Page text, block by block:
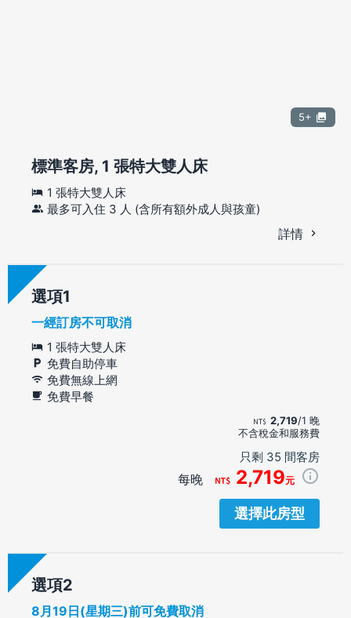
5+
標準客房, 1 張特大雙人床
1 張特大雙人床
最多可入住 3 人 (含所有額外成人與孩童)
詳情
選項
一經訂房不可取消
1 張特大雙人床
免費自助停車
免費無線上網
免費早餐
2,719/1 晚
不含稅金和服務費
只剩 35 間客房
每晚 2,719元
選擇此房型
選項
8月19日(星期三)前可免費取消